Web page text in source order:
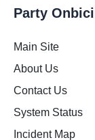
Party Onbici
Main Site
About Us
Contact Us
System Status
Incident Map